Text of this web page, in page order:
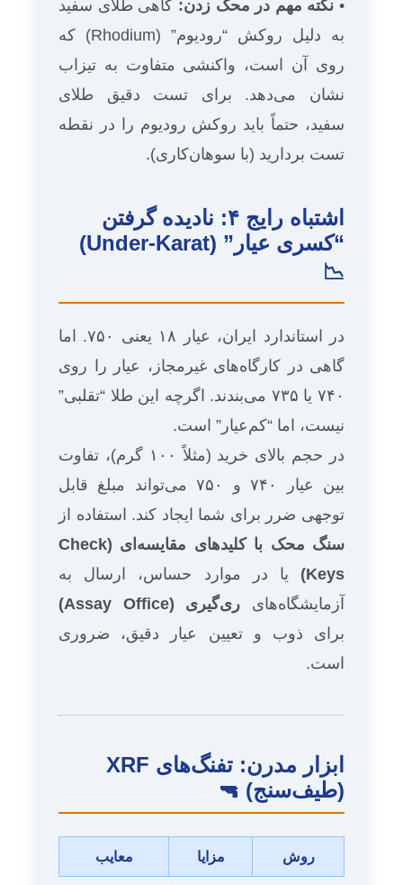
• نکته مهم در محک زدن: گاهی طلای سفید
به دلیل روکش “رودیوم” (Rhodium) که
روی آن است، واکنشی متفاوت به تیزاب
نشان می‌دهد. برای تست دقیق طلای
سفید، حتماً باید روکش رودیوم را در نقطه
تست بردارید (با سوهان‌کاری).
اشتباه رایج ۴: نادیده گرفتن
“کسری عیار” (Under-Karat)
📉
در استاندارد ایران، عیار ۱۸ یعنی ۷۵۰. اما
گاهی در کارگاه‌های غیرمجاز، عیار را روی
۷۴۰ یا ۷۳۵ می‌بندند. اگرچه این طلا “تقلبی”
نیست، اما “کم‌عیار” است.
در حجم بالای خرید (مثلاً ۱۰۰ گرم)، تفاوت
بین عیار ۷۴۰ و ۷۵۰ می‌تواند مبلغ قابل
توجهی ضرر برای شما ایجاد کند. استفاده از
سنگ محک با کلیدهای مقایسه‌ای (Check
Keys)
یا در موارد حساس، ارسال به
آزمایشگاه‌های ری‌گیری (Assay Office)
برای ذوب و تعیین عیار دقیق، ضروری
است.
ابزار مدرن: تفنگ‌های XRF
(طیف‌سنج) 🔫
روش مزایا معایب